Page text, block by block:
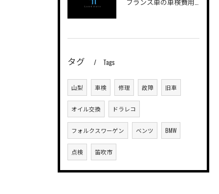
タグ Tags
山梨 車検 修理 故障 旧車
オイル交換 ドラレコ
フォルクスワーゲン ベンツ BMW
点検 笛吹市